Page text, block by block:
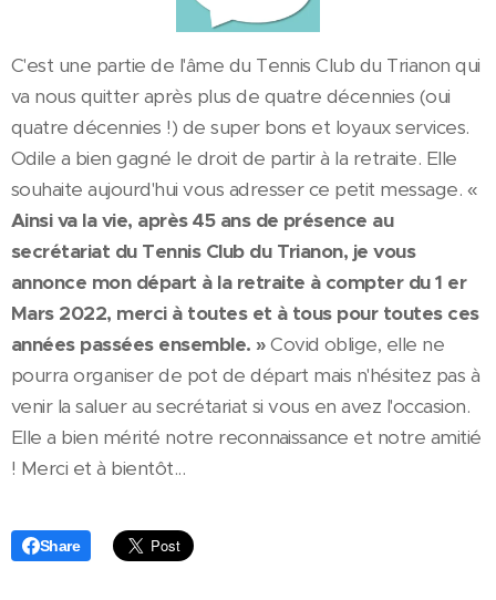
C'est une partie de l'âme du Tennis Club du Trianon qui
va nous quitter après plus de quatre décennies (oui
quatre décennies !) de super bons et loyaux services.
Odile a bien gagné le droit de partir à la retraite. Elle
souhaite aujourd'hui vous adresser ce petit message. «
Ainsi va la vie, après 45 ans de présence au
secrétariat du Tennis Club du Trianon, je vous
annonce mon départ à la retraite à compter du 1 er
Mars 2022, merci à toutes et à tous pour toutes ces
années passées ensemble. »Covid oblige, elle ne
pourra organiser de pot de départ mais n'hésitez pas à
venir la saluer au secrétariat si vous en avez l'occasion.
Elle a bien mérité notre reconnaissance et notre amitié
! Merci et à bientôt...
Share